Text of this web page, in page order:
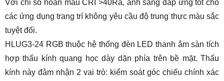
Với chỉ số hoàn màu CRI >40Ra, ánh sáng đáp ứng tốt cho
các ứng dụng trang trí không yêu cầu độ trung thực màu sắc
tuyệt đối.
HLUG3-24 RGB thuộc hệ thống đèn LED thanh âm sàn tích
hợp thấu kính quang học dày dặn phía trên bề mặt. Thấu
kính này đảm nhận 2 vai trò: kiểm soát góc chiếu chính xác